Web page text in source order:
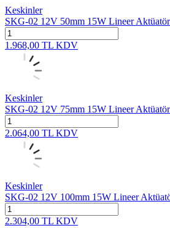
Keskinler
SKG-02 12V 50mm 15W Lineer
1.968,00 TL KDV
Keskinler
SKG-02 12V 75mm 15W Lineer
2.064,00 TL KDV
Keskinler
SKG-02 12V 100mm 15W Lineer
2.304,00 TL KDV